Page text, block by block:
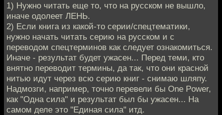
1) Нужно читать еще то, что на русском не вышло,
иначе одолеет ЛЕНЬ.
2) Если книга из какой-то серии/спецтематики,
нужно начать читать серию на русском и с
переводом спецтерминов как следует ознакомиться.
Иначе - результат будет ужасен... Перед теми, кто
внятно переводит термины, да так, что они красной
нитью идут через всю серию книг - снимаю шляпу.
Надмозги, например, точно перевели бы One Power,
как "Одна сила" и результат был бы ужасен... На
самом деле это "Единая сила" итд.